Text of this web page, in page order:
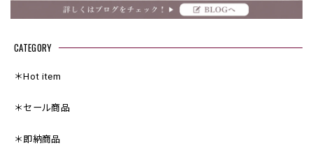
CATEGORY
＊Hot item
＊セール商品
＊即納商品